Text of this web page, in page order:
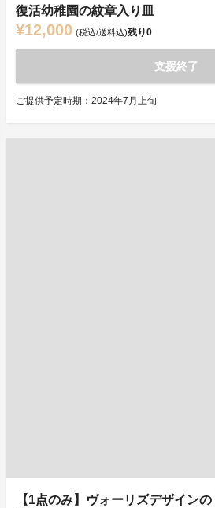
復活幼稚園の紋章入り皿
¥12,000 (税込/送料込)残り0
支援終了
ご提供予定時期：2024年7月上旬
【1点のみ】ヴォーリズデザイ